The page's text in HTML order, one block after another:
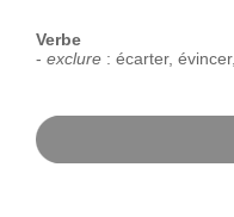
Verbe
- exclure: écarter, évincer,